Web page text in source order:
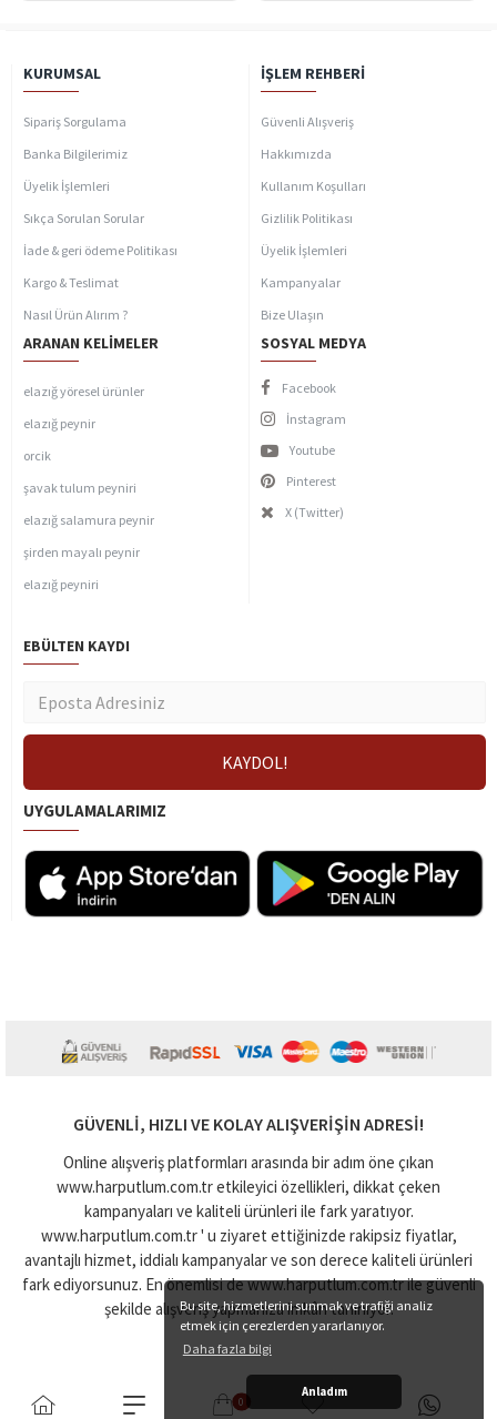
Bu site, hizmetlerini sunmak ve trafiği analiz
etmek için çerezlerden yararlanıyor.
Daha fazla bilgi
Anladım
KURUMSAL
Sipariş Sorgulama
Banka Bilgilerimiz
Üyelik İşlemleri
Sıkça Sorulan Sorular
İade & geri ödeme Politikası
Kargo & Teslimat
Nasıl Ürün Alırım ?
İŞLEM REHBERI
Güvenli Alışveriş
Hakkımızda
Kullanım Koşulları
Gizlilik Politikası
Üyelik İşlemleri
Kampanyalar
Bize Ulaşın
ARANAN KELIMELER
elazığ yöresel ürünler
elazığ peynir
orcik
şavak tulum peyniri
elazığ salamura peynir
şirden mayalı peynir
elazığ peyniri
SOSYAL MEDYA
Facebook
İnstagram
Youtube
Pinterest
X (Twitter)
EBÜLTEN KAYDI
UYGULAMALARIMIZ
GÜVENLI, HIZLI VE KOLAY ALIŞVERIŞIN ADRESI!
Online alışveriş platformları arasında bir adım öne çıkan
www.harputlum.com.tr etkileyici özellikleri, dikkat çeken
kampanyaları ve kaliteli ürünleri ile fark yaratıyor.
www.harputlum.com.tr ' u ziyaret ettiğinizde rakipsiz fiyatlar,
avantajlı hizmet, iddialı kampanyalar ve son derece kaliteli ürünleri
fark ediyorsunuz. En önemlisi de www.harputlum.com.tr ile güvenli
şekilde alışveriş yapmanıza imkân tanınıyor.
0